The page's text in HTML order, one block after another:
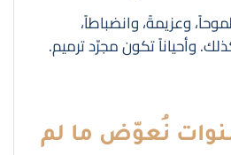
وعزيمةً، وانضباطاً،
وأحياناً تكون مجرّد ترميم.
نُعوّض ما لم